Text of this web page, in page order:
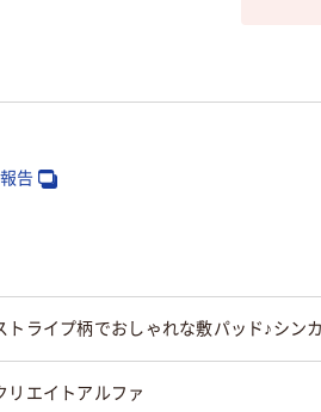
告
トライプ柄でおしゃれな敷パッド♪シン
リエイトアルファ